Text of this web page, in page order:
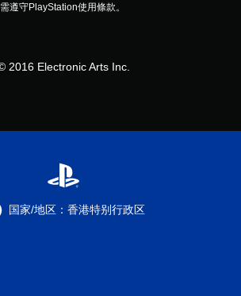
遵守PlayStation使用條款。
2016 Electronic Arts Inc.
国家/地区：香港特别行政区